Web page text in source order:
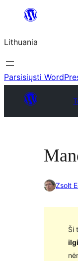
turinio
Lithuania
Parsisiųsti
Zsolt
Ši